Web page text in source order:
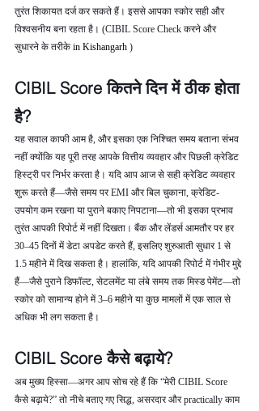
तुरंत शिकायत दर्ज कर सकते हैं। इससे आपका स्कोर सही और
विश्वसनीय बना रहता है। (CIBIL Score Check करने और
सुधारने के तरीके in Kishangarh )
CIBIL Score कितने दिन में ठीक होता
है?
यह सवाल काफी आम है, और इसका एक निश्चित समय बताना संभव
नहीं क्योंकि यह पूरी तरह आपके वित्तीय व्यवहार और पिछली क्रेडिट
हिस्ट्री पर निर्भर करता है। यदि आप आज से सही क्रेडिट व्यवहार
शुरू करते हैं—जैसे समय पर EMI और बिल चुकाना, क्रेडिट-
उपयोग कम रखना या पुराने बकाए निपटाना—तो भी इसका प्रभाव
तुरंत आपकी रिपोर्ट में नहीं दिखता। बैंक और लेंडर्स आमतौर पर हर
30–45 दिनों में डेटा अपडेट करते हैं, इसलिए शुरुआती सुधार 1 से
1.5 महीने में दिख सकता है। हालांकि, यदि आपकी रिपोर्ट में गंभीर मुद्दे
हैं—जैसे पुराने डिफॉल्ट, सेटलमेंट या लंबे समय तक मिस्ड पेमेंट—तो
स्कोर को सामान्य होने में 3–6 महीने या कुछ मामलों में एक साल से
अधिक भी लग सकता है।
CIBIL Score कैसे बढ़ाये?
अब मुख्य हिस्सा—अगर आप सोच रहे हैं कि “मेरी CIBIL Score
कैसे बढ़ाये?” तो नीचे बताए गए सिद्ध, असरदार और practically काम